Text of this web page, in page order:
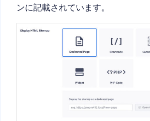
ンに記載されています。